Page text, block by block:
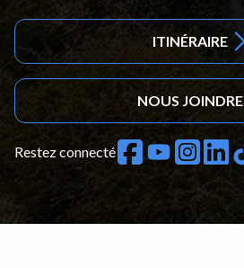
ITINÉRAIRE
NOUS JOINDRE
Restez connecté